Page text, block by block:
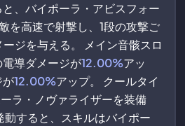
、バイポーラ・アビスフォー
を高速で射撃し、1段の攻撃ご
ジを与える。 メイン音骸スロ
導ダメージが12.00%アッ
が12.00%アップ。 クールタイ
ラ・ノヴァライザーを装備
動すると、スキルはバイポー